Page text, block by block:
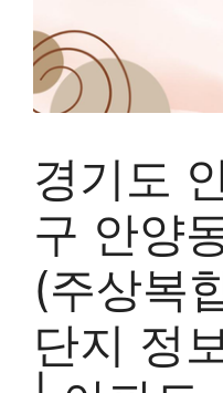
경기도
구 안양
(주상복
단지 정